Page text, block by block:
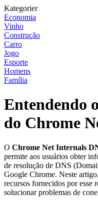
Kategorier
Economia
Vinho
Construção
Carro
Jogo
Esporte
Homens
Família
Entendendo
do Chrome
O Chrome Net Internals
permite aos usuários obter
de resolução de DNS
Google Chrome. Neste
recursos fornecidos por esse
solucionar problemas de